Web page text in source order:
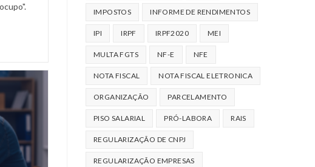
IMPOSTOS INFORME DE RENDIMENTOS
IPI IRPF IRPF2020 MEI
MULTA FGTS NF-E NFE
NOTA FISCAL NOTA FISCAL ELETRONICA
ORGANIZAÇÃO PARCELAMENTO
PISO SALARIAL PRÓ-LABORA RAIS
REGULARIZAÇÃO DE CNPJ
REGULARIZAÇÃO EMPRESAS